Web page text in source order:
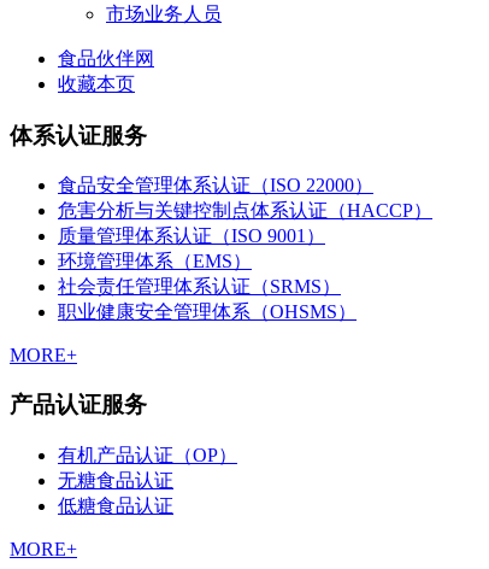
市场业务人员
食品伙伴网
收藏本页
体系认证服务
食品安全管理体系认证（ISO 22000）
危害分析与关键控制点体系认证（HACCP）
质量管理体系认证（ISO 9001）
环境管理体系（EMS）
社会责任管理体系认证（SRMS）
职业健康安全管理体系（OHSMS）
MORE+
产品认证服务
有机产品认证（OP）
无糖食品认证
低糖食品认证
MORE+